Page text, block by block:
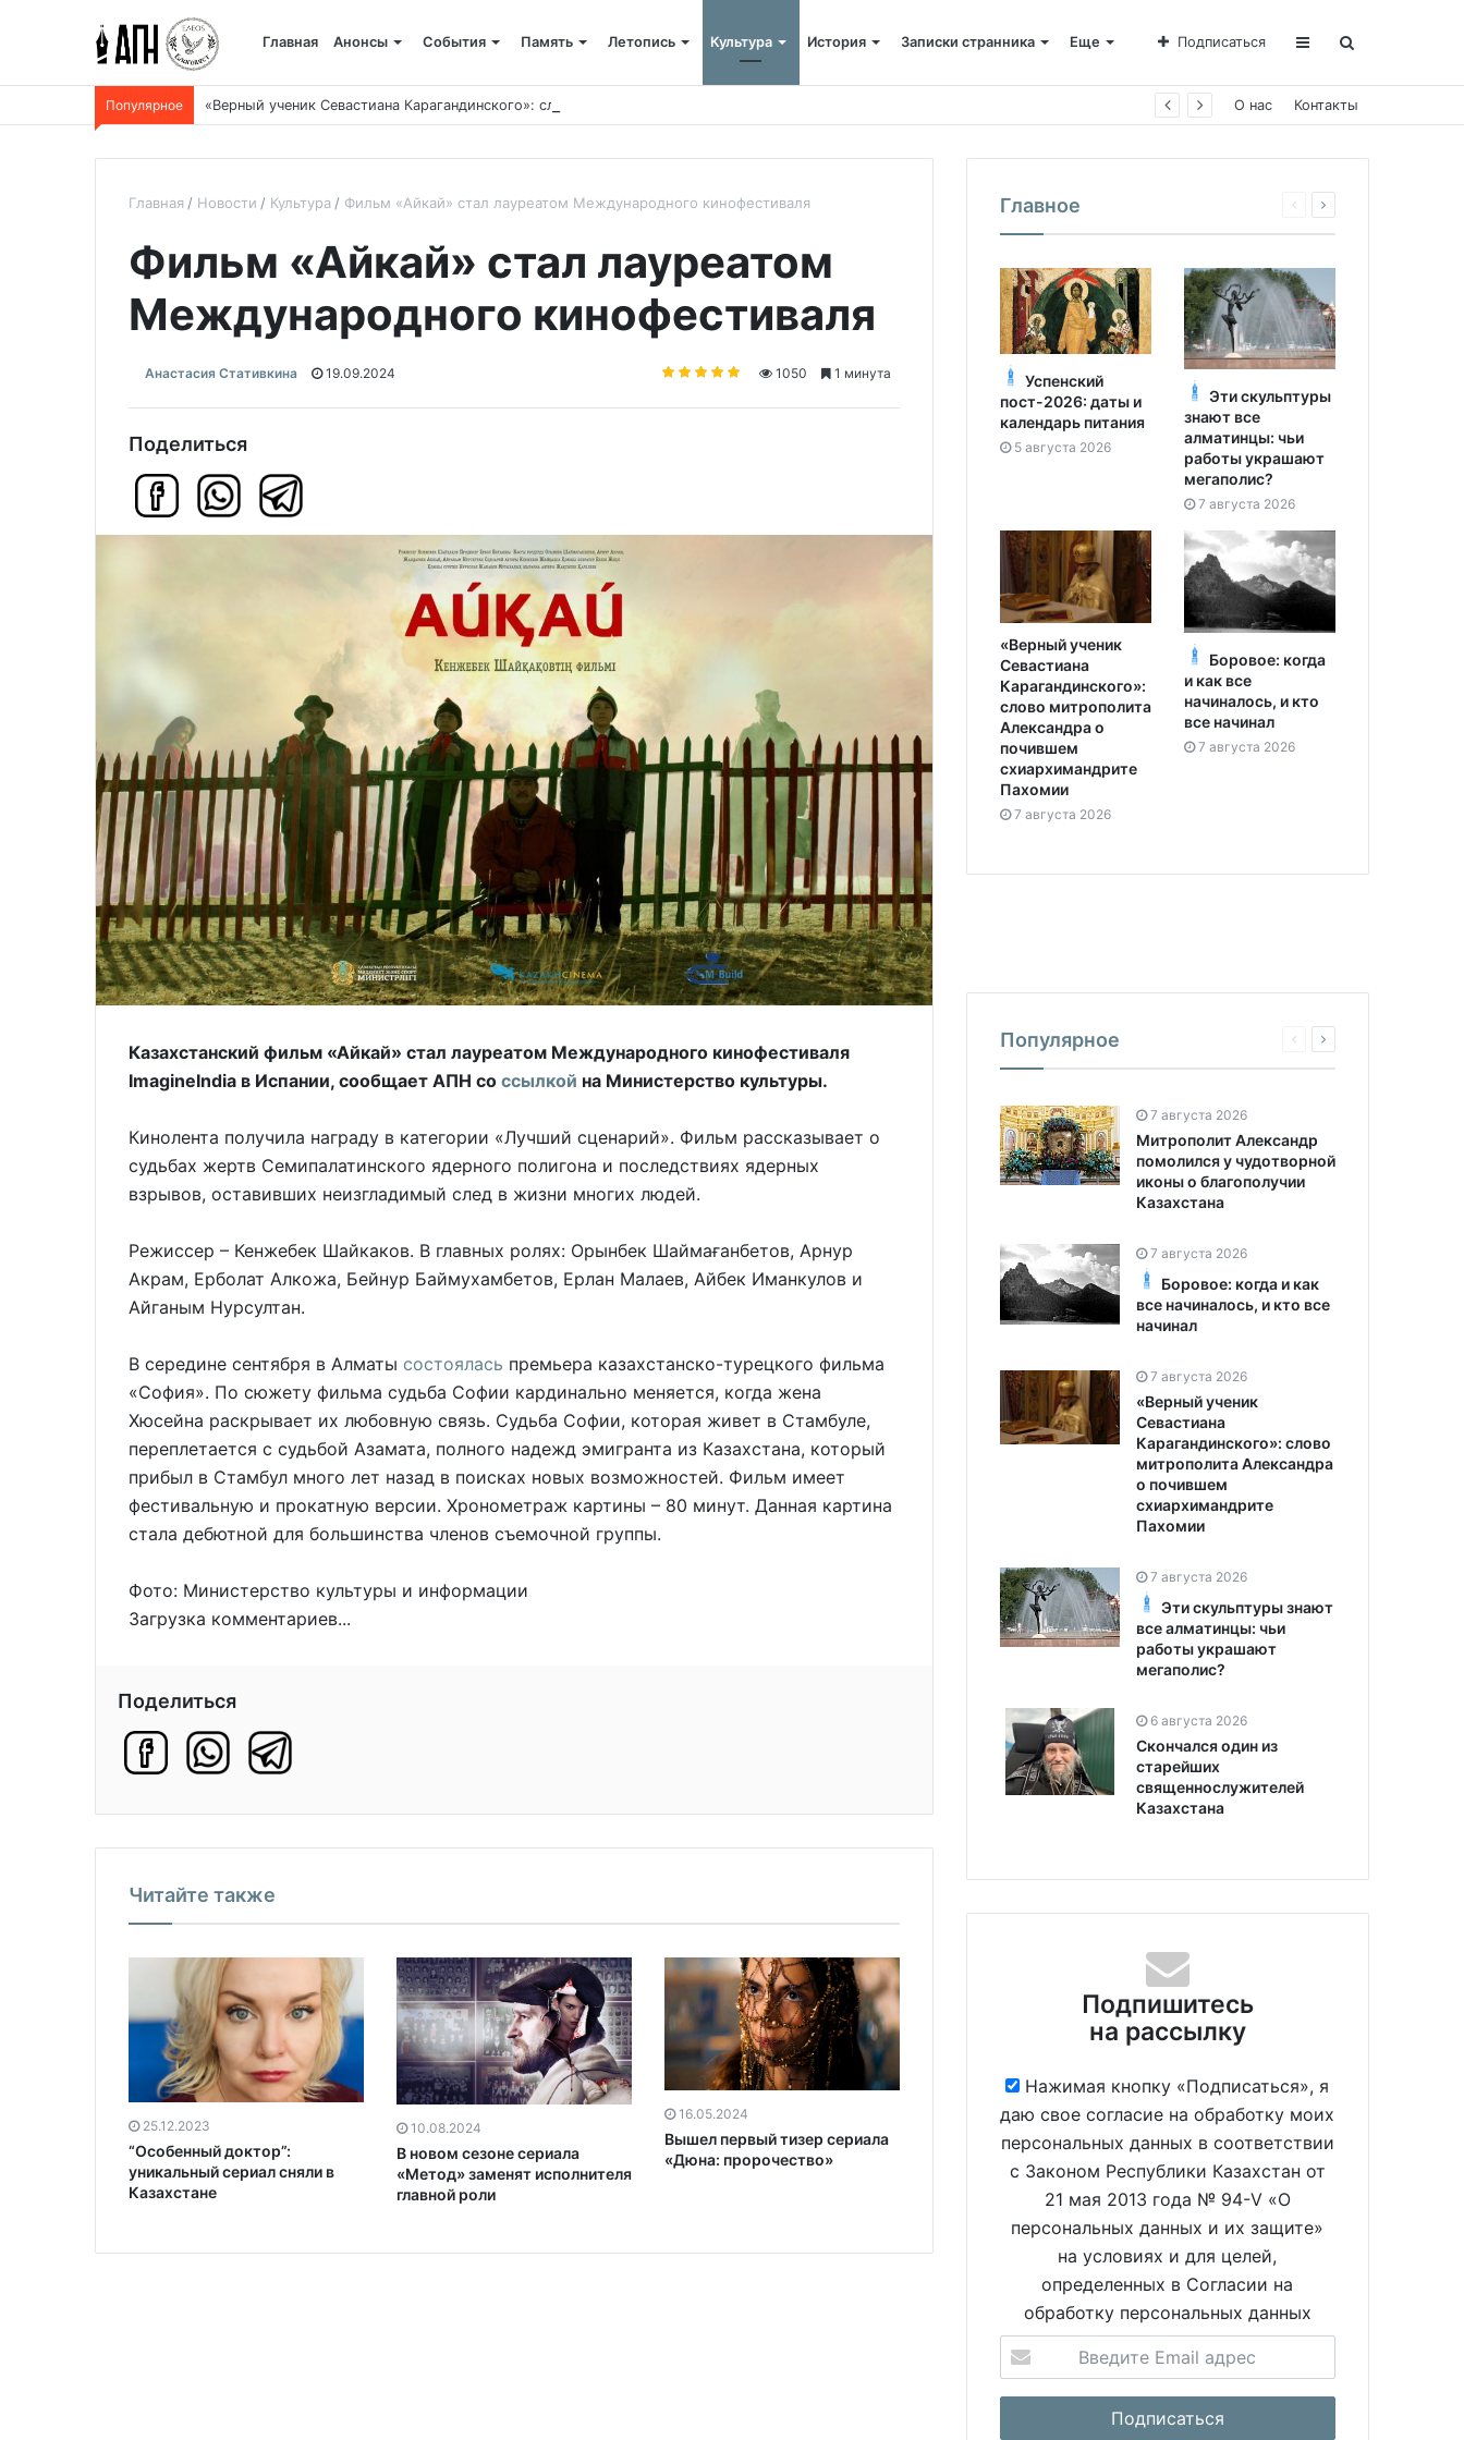
Главная Анонсы События Память Летопись Культура История Записки странника Еще Подписаться
Популярное «Верный ученик Севастиана Карагандинского»: слово митрополита Александра о почившем схиархимандрите Пахомии О нас Контакты
Главная Новости Культура Фильм «Айкай» стал лауреатом Международного кинофестиваля
Фильм «Айкай» стал лауреатом
Международного кинофестиваля
Анастасия Стативкина 19.09.2024 1050 1 минута
Поделиться
Казахстанский фильм «Айкай» стал лауреатом Международного кинофестиваля
ImagineIndia в Испании, сообщает АПН со ссылкой на Министерство культуры.
Кинолента получила награду в категории «Лучший сценарий». Фильм рассказывает о
судьбах жертв Семипалатинского ядерного полигона и последствиях ядерных
взрывов, оставивших неизгладимый след в жизни многих людей.
Режиссер – Кенжебек Шайкаков. В главных ролях: Орынбек Шаймағанбетов, Арнур
Акрам, Ерболат Алкожа, Бейнур Баймухамбетов, Ерлан Малаев, Айбек Иманкулов и
Айганым Нурсултан.
В середине сентября в Алматы состоялась премьера казахстанско-турецкого фильма
«София». По сюжету фильма судьба Софии кардинально меняется, когда жена
Хюсейна раскрывает их любовную связь. Судьба Софии, которая живет в Стамбуле,
переплетается с судьбой Азамата, полного надежд эмигранта из Казахстана, который
прибыл в Стамбул много лет назад в поисках новых возможностей. Фильм имеет
фестивальную и прокатную версии. Хронометраж картины – 80 минут. Данная картина
стала дебютной для большинства членов съемочной группы.
Фото: Министерство культуры и информации
Загрузка комментариев...
Поделиться
Читайте также
25.12.2023
“Особенный доктор”:
уникальный сериал сняли в
Казахстане
10.08.2024
В новом сезоне сериала
«Метод» заменят исполнителя
главной роли
16.05.2024
Вышел первый тизер сериала
«Дюна: пророчество»
Главное
Успенский
пост-2026: даты и
календарь питания
5 августа 2026
Эти скульптуры
знают все
алматинцы: чьи
работы украшают
мегаполис?
7 августа 2026
«Верный ученик
Севастиана
Карагандинского»:
слово митрополита
Александра о
почившем
схиархимандрите
Пахомии
7 августа 2026
Боровое: когда
и как все
начиналось, и кто
все начинал
7 августа 2026
Популярное
7 августа 2026
Митрополит Александр
помолился у чудотворной
иконы о благополучии
Казахстана
7 августа 2026
Боровое: когда и как
все начиналось, и кто все
начинал
7 августа 2026
«Верный ученик
Севастиана
Карагандинского»: слово
митрополита Александра
о почившем
схиархимандрите
Пахомии
7 августа 2026
Эти скульптуры знают
все алматинцы: чьи
работы украшают
мегаполис?
6 августа 2026
Скончался один из
старейших
священнослужителей
Казахстана
Подпишитесь
на рассылку
Нажимая кнопку «Подписаться», я
даю свое согласие на обработку моих
персональных данных в соответствии
с Законом Республики Казахстан от
21 мая 2013 года № 94-V «О
персональных данных и их защите»
на условиях и для целей,
определенных в Согласии на
обработку персональных данных